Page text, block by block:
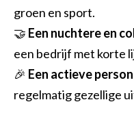
groen en sport.
🤝 Een nuchtere en
een bedrijf met korte
🎉 Een actieve
regelmatig gezellige